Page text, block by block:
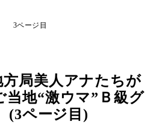
3ページ目
方局美人アナたちが
当地“激ウマ”Ｂ級グ
(3ページ目)